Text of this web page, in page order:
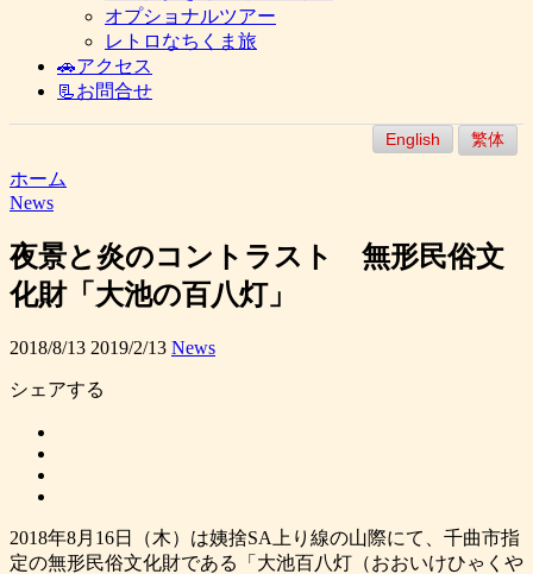
オプショナルツアー
レトロなちくま旅
🚗アクセス
📃お問合せ
English 繁体
ホーム
News
夜景と炎のコントラスト 無形民俗文
化財「大池の百八灯」
2018/8/13 2019/2/13 News
シェアする
2018年8月16日（木）は姨捨SA上り線の山際にて、千曲市指
定の無形民俗文化財である「大池百八灯（おおいけひゃくや